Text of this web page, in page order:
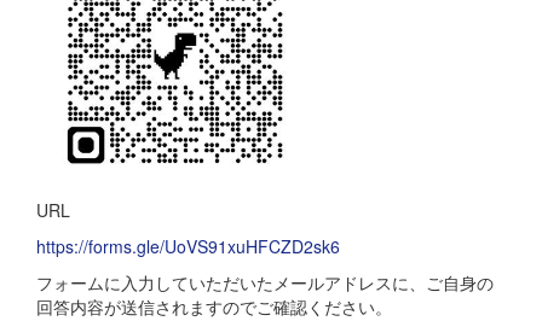
URL
https://forms.gle/UoVS91xuHFCZD2sk6
フォームに入力していただいたメールアドレスに、ご自身の
回答内容が送信されますのでご確認ください。